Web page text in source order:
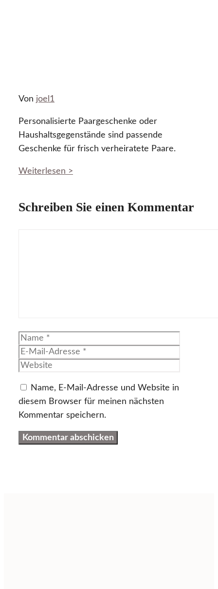
Von joel1
Personalisierte Paargeschenke oder
Haushaltsgegenstände sind passende
Geschenke für frisch verheiratete Paare.
Weiterlesen >
Schreiben Sie einen Kommentar
Name
Name, E-Mail-Adresse und Website in
diesem Browser für meinen nächsten
Kommentar speichern.